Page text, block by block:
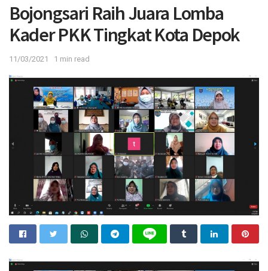
Bojongsari Raih Juara Lomba
Kader PKK Tingkat Kota Depok
11/03/2021 1 min read